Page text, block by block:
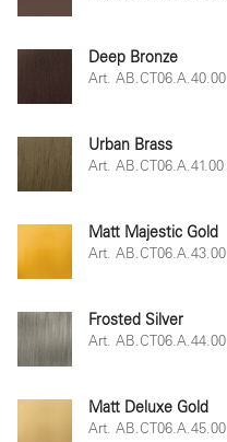
Deep Bronze
Art. AB.CT06.A.40.00
Urban Brass
Art. AB.CT06.A.41.00
Matt Majestic Gold
Art. AB.CT06.A.43.00
Frosted Silver
Art. AB.CT06.A.44.00
Matt Deluxe Gold
Art. AB.CT06.A.45.00